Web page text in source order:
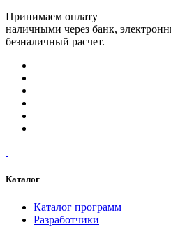
Принимаем оплату
наличными через банк,
безналичный расчет.
Каталог
Каталог программ
Разработчики